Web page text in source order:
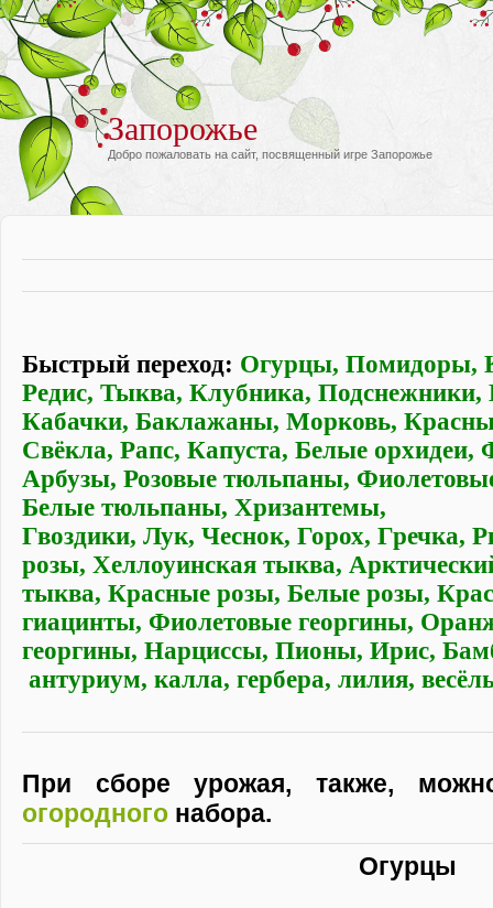
Запорожье
Добро пожаловать на сайт, посвященный игре Запорожье
Быстрый переход: Огурцы, Помидоры,
Редис, Тыква, Клубника, Подснежники,
Кабачки, Баклажаны, Морковь,
Свёкла, Рапс, Капуста, Белые орхидеи,
Арбузы, Розовые тюльпаны,
Белые тюльпаны, Хризантемы,
Гвоздики, Лук, Чеснок, Горох, Гречка,
розы, Хеллоуинская тыква,
тыква, Красные розы, Белые розы,
гиацинты, Фиолетовые георгины,
георгины, Нарциссы, Пионы, Ирис,
антуриум, калла, гербера, лилия,
При сборе урожая, также,
огородного набора.
Огурцы